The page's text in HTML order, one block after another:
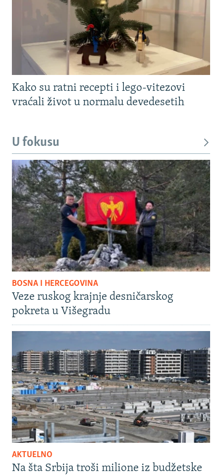
Kako su ratni recepti i lego-vitezovi
vraćali život u normalu devedesetih
U fokusu
BOSNA I HERCEGOVINA
Veze ruskog krajnje desničarskog
pokreta u Višegradu
AKTUELNO
Na šta Srbija troši milione iz budžetske